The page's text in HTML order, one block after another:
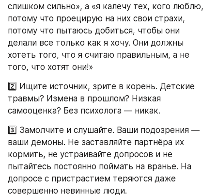
слишком сильно», а «я калечу тех, кого люблю,
потому что проецирую на них свои страхи,
потому что пытаюсь добиться, чтобы они
делали все только как я хочу. Они должны
хотеть того, что я считаю правильным, а не
того, что хотят они!»
2️⃣ Ищите источник, зрите в корень. Детские
травмы? Измена в прошлом? Низкая
самооценка? Без психолога — никак.
3️⃣ Замолчите и слушайте. Ваши подозрения —
ваши демоны. Не заставляйте партнёра их
кормить, не устраивайте допросов и не
пытайтесь постоянно поймать на вранье. На
допросе с пристрастием теряются даже
совершенно невинные люди.